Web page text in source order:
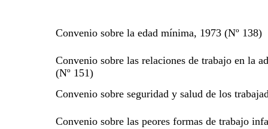
Convenio sobre la edad mínima, 1973 (Nº 138)
Convenio sobre las relaciones de trabajo en la
(Nº 151)
Convenio sobre seguridad y salud de los
Convenio sobre las peores formas de trabajo